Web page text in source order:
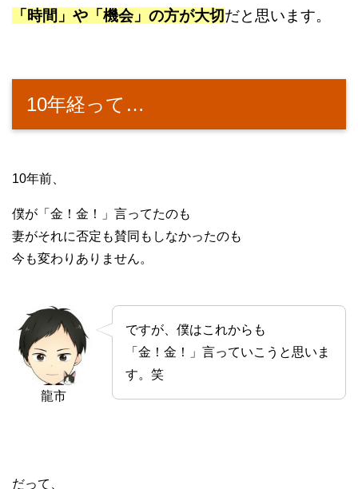
「時間」や「機会」の方が大切だと思います。
10年経って…
10年前、
僕が「金！金！」言ってたのも
妻がそれに否定も賛同もしなかったのも
今も変わりありません。
龍市
ですが、僕はこれからも
「金！金！」言っていこうと思いま
す。笑
だって、